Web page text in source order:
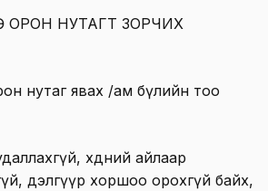
ОРОН НУТАГТ ЗОРЧИХ
нутаг явах /ам бүлийн тоо
хөдөөний айлаар
дэлгүүр хоршоо орохгүй байх,